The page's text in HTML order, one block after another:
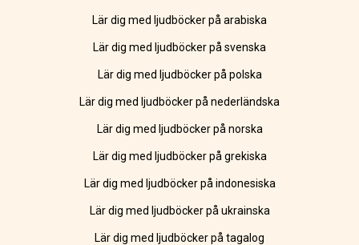
Lär dig med ljudböcker på arabiska
Lär dig med ljudböcker på svenska
Lär dig med ljudböcker på polska
Lär dig med ljudböcker på nederländska
Lär dig med ljudböcker på norska
Lär dig med ljudböcker på grekiska
Lär dig med ljudböcker på indonesiska
Lär dig med ljudböcker på ukrainska
Lär dig med ljudböcker på tagalog